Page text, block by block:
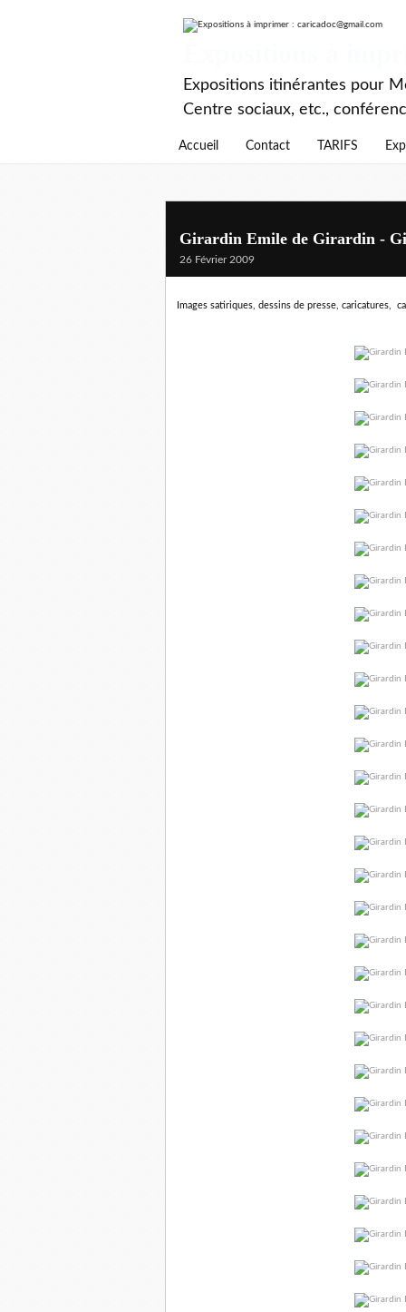
Expositions itinérantes pour
Centre sociaux, etc.,
Accueil Contact TARIFS
Girardin Emile de Girardin -
26 Février 2009
Images satiriques, dessins de presse, caricatures,